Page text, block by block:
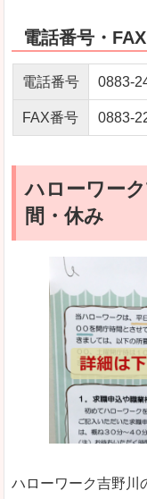
電話番号・FAX
電話番号 0883-
FAX番号 0883-
ハローワー
間・休み
ハローワーク吉野川